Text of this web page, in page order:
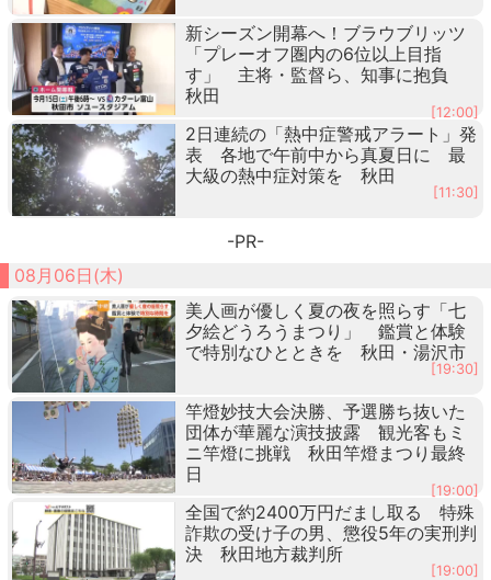
新シーズン開幕へ！ブラウブリッツ
「プレーオフ圏内の6位以上目指
す」 主将・監督ら、知事に抱負
秋田
[12:00]
2日連続の「熱中症警戒アラート」発
表 各地で午前中から真夏日に 最
大級の熱中症対策を 秋田
[11:30]
-PR-
08月06日(木)
美人画が優しく夏の夜を照らす「七
夕絵どうろうまつり」 鑑賞と体験
で特別なひとときを 秋田・湯沢市
[19:30]
竿燈妙技大会決勝、予選勝ち抜いた
団体が華麗な演技披露 観光客もミ
ニ竿燈に挑戦 秋田竿燈まつり最終
日
[19:00]
全国で約2400万円だまし取る 特殊
詐欺の受け子の男、懲役5年の実刑判
決 秋田地方裁判所
[19:00]